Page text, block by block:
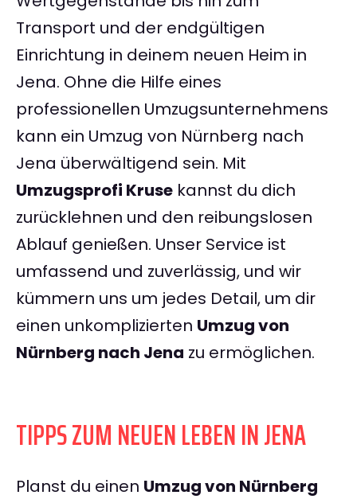
Transport und der endgültigen
Einrichtung in deinem neuen Heim in
Jena. Ohne die Hilfe eines
professionellen Umzugsunternehmens
kann ein Umzug von Nürnberg nach
Jena überwältigend sein. Mit
Umzugsprofi Kruse kannst du dich
zurücklehnen und den reibungslosen
Ablauf genießen. Unser Service ist
umfassend und zuverlässig, und wir
kümmern uns um jedes Detail, um dir
einen unkomplizierten Umzug von
Nürnberg nach Jena zu ermöglichen.
TIPPS ZUM NEUEN LEBEN IN JENA
Planst du einen Umzug von Nürnberg